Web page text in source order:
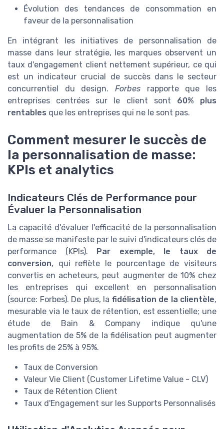
Évolution des tendances de consommation en
faveur de la personnalisation
En intégrant les initiatives de personnalisation de
masse dans leur stratégie, les marques observent un
taux d'engagement client nettement supérieur, ce qui
est un indicateur crucial de succès dans le secteur
concurrentiel du design. Forbes rapporte que les
entreprises centrées sur le client sont 60% plus
rentables que les entreprises qui ne le sont pas.
Comment mesurer le succès de
la personnalisation de masse:
KPIs et analytics
Indicateurs Clés de Performance pour
Évaluer la Personnalisation
La capacité d'évaluer l'efficacité de la personnalisation
de masse se manifeste par le suivi d'indicateurs clés de
performance (KPIs). Par exemple, le taux de
conversion, qui reflète le pourcentage de visiteurs
convertis en acheteurs, peut augmenter de 10% chez
les entreprises qui excellent en personnalisation
(source: Forbes). De plus, la fidélisation de la clientèle,
mesurable via le taux de rétention, est essentielle; une
étude de Bain & Company indique qu'une
augmentation de 5% de la fidélisation peut augmenter
les profits de 25% à 95%.
Taux de Conversion
Valeur Vie Client (Customer Lifetime Value - CLV)
Taux de Rétention Client
Taux d'Engagement sur les Supports Personnalisés